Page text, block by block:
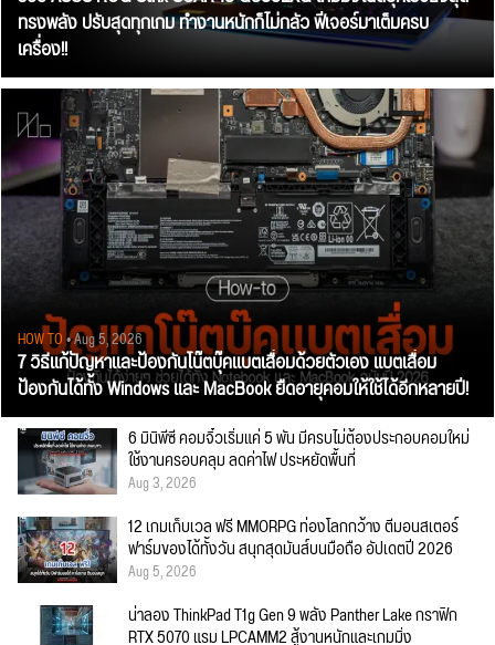
ทรงพลัง ปรับสุดทุกเกม ทำงานหนักก็ไม่กลัว ฟีเจอร์มาเต็มครบ
เครื่อง!!
HOW TO• Aug 5, 2026
7 วิธีแก้ปัญหาและป้องกันโน๊ตบุ๊คแบตเสื่อมด้วยตัวเอง แบตเสื่อม
ป้องกันได้ทั้ง Windows และ MacBook ยืดอายุคอมให้ใช้ได้อีกหลายปี!
6 มินิพีซี คอมจิ๋วเริ่มแค่ 5 พัน มีครบไม่ต้องประกอบคอมใหม่
ใช้งานครอบคลุม ลดค่าไฟ ประหยัดพื้นที่
Aug 3, 2026
12 เกมเก็บเวล ฟรี MMORPG ท่องโลกกว้าง ตีมอนสเตอร์
ฟาร์มของได้ทั้งวัน สนุกสุดมันส์บนมือถือ อัปเดตปี 2026
Aug 5, 2026
น่าลอง ThinkPad T1g Gen 9 พลัง Panther Lake กราฟิก
RTX 5070 แรม LPCAMM2 สู้งานหนักและเกมมิ่ง